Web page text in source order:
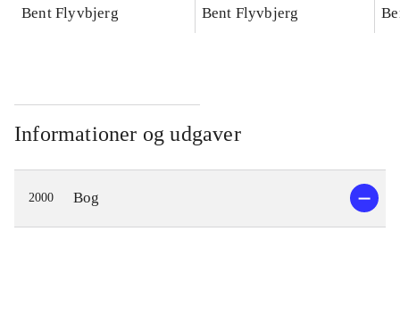
konkretes videnskab
Bent Flyvbjerg
konkretes videnskab
Bent Flyvbjerg
Informationer og udgaver
2000 Bog